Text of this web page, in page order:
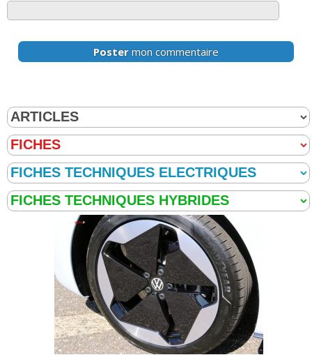
Poster mon commentaire